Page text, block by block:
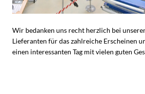
Wir bedanken uns recht herzlich bei
Lieferanten für das zahlreiche Erscheinen
einen interessanten Tag mit vielen guten